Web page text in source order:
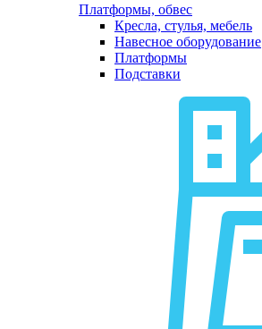
Платформы, обвес
Кресла, стулья, мебель
Навесное оборудование
Платформы
Подставки